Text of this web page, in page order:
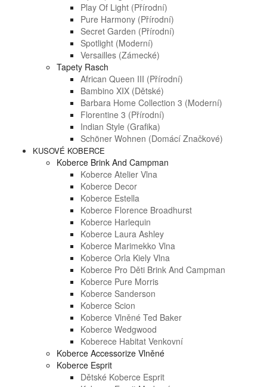
Play Of Light (přírodní)
Pure Harmony (přírodní)
Secret Garden (přírodní)
Spotlight (moderní)
Versailles (zámecké)
Tapety Rasch
African Queen III (přírodní)
Bambino XIX (dětské)
Barbara Home Collection 3 (moderní)
Florentine 3 (přírodní)
Indian Style (grafika)
Schöner Wohnen (domácí Značkové)
KUSOVÉ KOBERCE
Koberce Brink And Campman
Koberce Atelier Vlna
Koberce Decor
Koberce Estella
Koberce Florence Broadhurst
Koberce Harlequin
Koberce Laura Ashley
Koberce Marimekko Vlna
Koberce Orla Kiely Vlna
Koberce Pro Děti Brink And Campman
Koberce Pure Morris
Koberce Sanderson
Koberce Scion
Koberce Vlněné Ted Baker
Koberce Wedgwood
Koberece Habitat Venkovní
Koberce Accessorize Vlněné
Koberce Esprit
Dětské Koberce Esprit